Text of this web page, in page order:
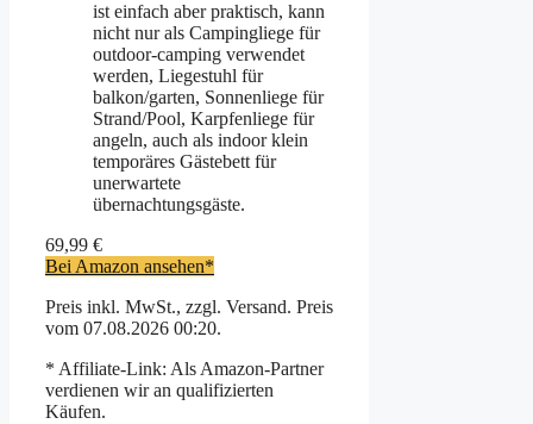
ist einfach aber praktisch, kann
nicht nur als Campingliege für
outdoor-camping verwendet
werden, Liegestuhl für
balkon/garten, Sonnenliege für
Strand/Pool, Karpfenliege für
angeln, auch als indoor klein
temporäres Gästebett für
unerwartete
übernachtungsgäste.
69,99 €
Bei Amazon ansehen*
Preis inkl. MwSt., zzgl. Versand. Preis
vom 07.08.2026 00:20.
* Affiliate-Link: Als Amazon-Partner
verdienen wir an qualifizierten
Käufen.